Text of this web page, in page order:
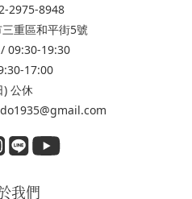
2975-8948
重區和平街5號
09:30-19:30
17:00
) 公休
我們